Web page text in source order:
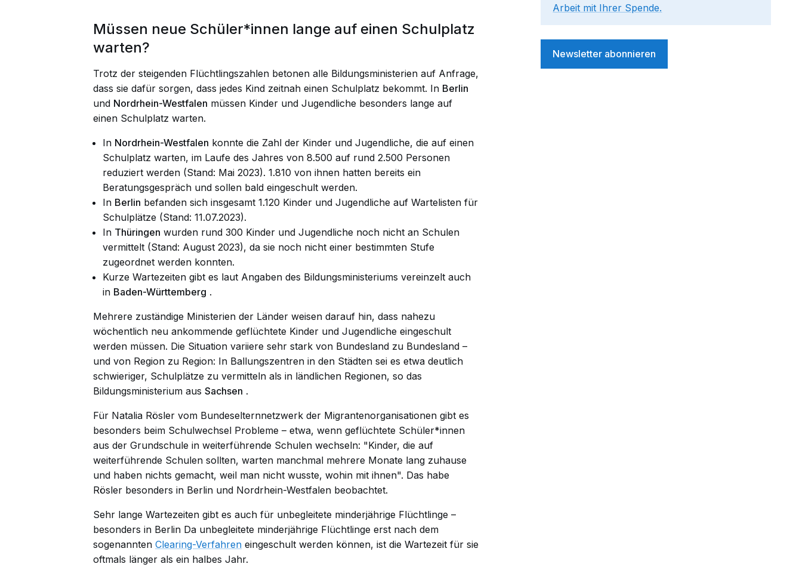
Müssen neue Schüler*innen lange auf einen Schulplatz
warten?
Trotz der steigenden Flüchtlingszahlen betonen alle Bildungsministerien auf Anfrage,
dass sie dafür sorgen, dass jedes Kind zeitnah einen Schulplatz bekommt. In Berlin
und Nordrhein-Westfalen müssen Kinder und Jugendliche besonders lange auf
einen Schulplatz warten.
In Nordrhein-Westfalen konnte die Zahl der Kinder und Jugendliche, die auf einen
Schulplatz warten, im Laufe des Jahres von 8.500 auf rund 2.500 Personen
reduziert werden (Stand: Mai 2023). 1.810 von ihnen hatten bereits ein
Beratungsgespräch und sollen bald eingeschult werden.
In Berlin befanden sich insgesamt 1.120 Kinder und Jugendliche auf Wartelisten für
Schulplätze (Stand: 11.07.2023).
In Thüringen wurden rund 300 Kinder und Jugendliche noch nicht an Schulen
vermittelt (Stand: August 2023), da sie noch nicht einer bestimmten Stufe
zugeordnet werden konnten.
Kurze Wartezeiten gibt es laut Angaben des Bildungsministeriums vereinzelt auch
in Baden-Württemberg .
Mehrere zuständige Ministerien der Länder weisen darauf hin, dass nahezu
wöchentlich neu ankommende geflüchtete Kinder und Jugendliche eingeschult
werden müssen. Die Situation variiere sehr stark von Bundesland zu Bundesland –
und von Region zu Region: In Ballungszentren in den Städten sei es etwa deutlich
schwieriger, Schulplätze zu vermitteln als in ländlichen Regionen, so das
Bildungsministerium aus Sachsen .
Für Natalia Rösler vom Bundeselternnetzwerk der Migrantenorganisationen gibt es
besonders beim Schulwechsel Probleme – etwa, wenn geflüchtete Schüler*innen
aus der Grundschule in weiterführende Schulen wechseln: "Kinder, die auf
weiterführende Schulen sollten, warten manchmal mehrere Monate lang zuhause
und haben nichts gemacht, weil man nicht wusste, wohin mit ihnen". Das habe
Rösler besonders in Berlin und Nordrhein-Westfalen beobachtet.
Sehr lange Wartezeiten gibt es auch für unbegleitete minderjährige Flüchtlinge –
besonders in Berlin Da unbegleitete minderjährige Flüchtlinge erst nach dem
sogenannten Clearing-Verfahren eingeschult werden können, ist die Wartezeit für sie
oftmals länger als ein halbes Jahr.
Arbeit mit Ihrer Spende.
Newsletter abonnieren